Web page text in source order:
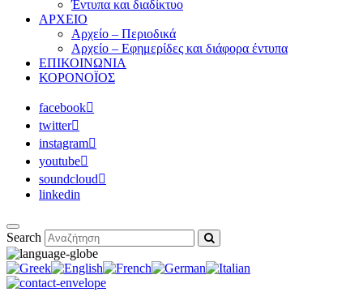
Έντυπα και διαδίκτυο
ΑΡΧΕΙΟ
Αρχείο – Περιοδικά
Αρχείο – Εφημερίδες και διάφορα έντυπα
ΕΠΙΚΟΙΝΩΝΙΑ
ΚΟΡΟΝΟΪΟΣ
facebook
twitter
instagram
youtube
soundcloud
linkedin
Search